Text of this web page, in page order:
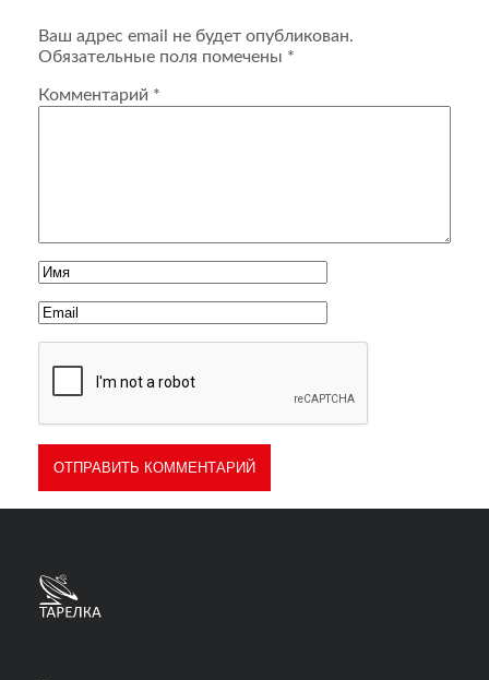
Ваш адрес email не будет опубликован.
Обязательные поля помечены *
Комментарий *